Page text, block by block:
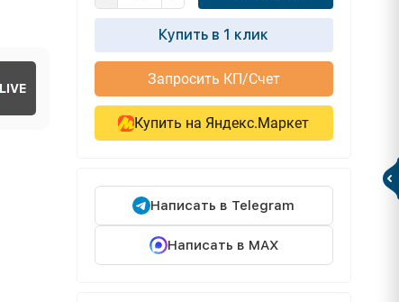
LIVE
Купить в 1 клик
Запросить КП/Счет
Купить на Яндекс.Маркет
Написать в Telegram
Написать в MAX